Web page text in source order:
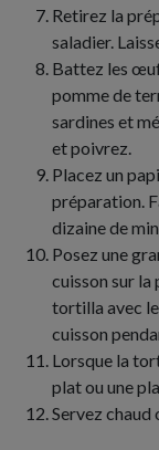
Retirez la
saladier.
Battez les
pomme de
sardines et
et poivrez.
Placez un
préparation.
dizaine de
Posez une
cuisson sur la
tortilla avec
cuisson
Lorsque la
plat ou une
Servez chaud